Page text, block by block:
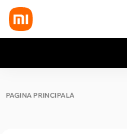
PAGINA PRINCIPALĂ